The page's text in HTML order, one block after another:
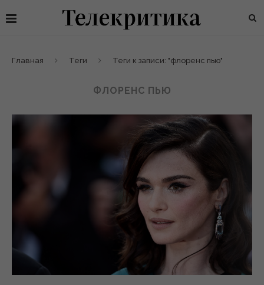
Главная Теги Теги к записи: "флоренс пью"
ФЛОРЕНС ПЬЮ